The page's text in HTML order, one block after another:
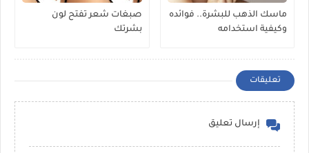
ماسك الذهب للبشرة.. فوائده
وكيفية استخدامه
صبغات شعر تفتح لون
بشرتك
تعليقات
إرسال تعليق